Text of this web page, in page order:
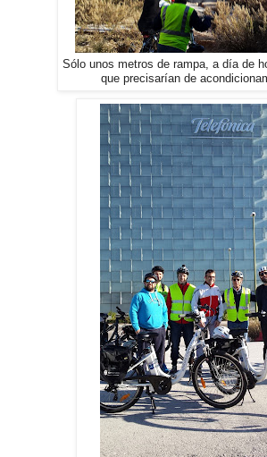
Sólo unos metros de rampa, a día de
que precisarían de